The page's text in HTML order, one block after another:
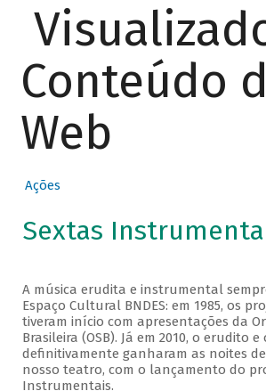
Conteúdo
Web
Ações
Sextas
A música erudita e instrumental
Espaço Cultural BNDES: em 1985, os
tiveram início com apresentações da
Brasileira (OSB). Já em 2010, o erudito
definitivamente ganharam as noites
nosso teatro, com o lançamento do
Instrumentais.